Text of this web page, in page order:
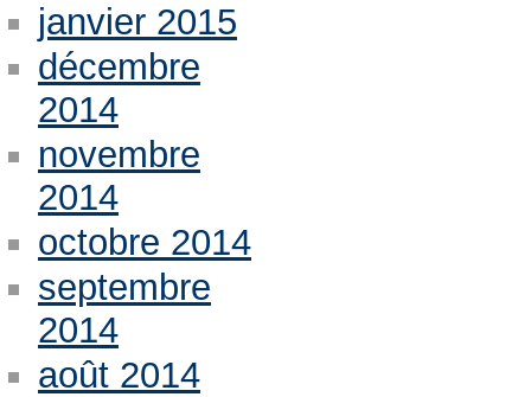
janvier 2015
décembre
2014
novembre
2014
octobre 2014
septembre
2014
août 2014